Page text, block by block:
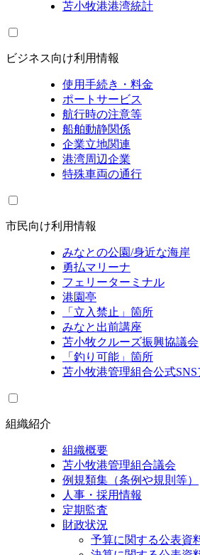
苫小牧港港湾統計
ビジネス向け利用情報
使用手続き・料金
ポートサービス
航行時の注意等
船舶動静関係
企業立地関連
港湾周辺企業
特殊車両の通行
市民向け利用情報
みなとの公園/身近な海岸
勇払マリーナ
フェリーターミナル
港園亭
「立入禁止」箇所
みなと出前講座
苫小牧クルーズ振興協議会
「釣り可能」箇所
苫小牧港管理組合公式SNS
組織紹介
組織概要
苫小牧港管理組合議会
例規類集（条例や規則等）
人事・採用情報
定期監査
財政状況
予算に関する公表資